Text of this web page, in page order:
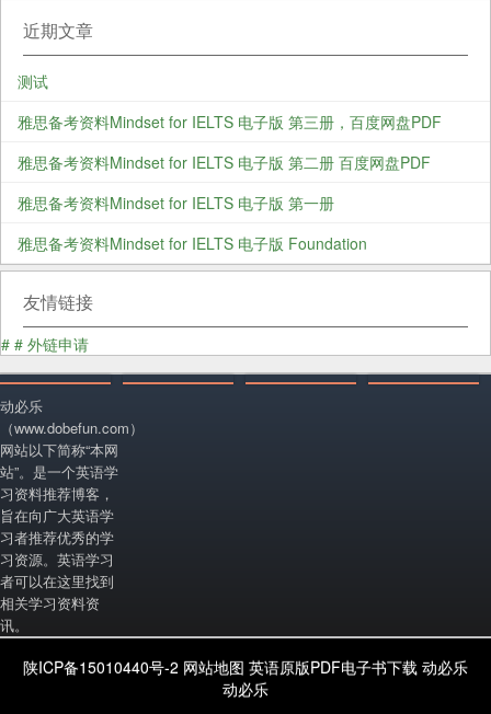
近期文章
测试
雅思备考资料Mindset for IELTS 电子版 第三册，百度网盘PDF
雅思备考资料Mindset for IELTS 电子版 第二册 百度网盘PDF
雅思备考资料Mindset for IELTS 电子版 第一册
雅思备考资料Mindset for IELTS 电子版 Foundation
友情链接
# # 外链申请
动必乐
（www.dobefun.com）
网站以下简称“本网
站”。是一个英语学
习资料推荐博客，
旨在向广大英语学
习者推荐优秀的学
习资源。英语学习
者可以在这里找到
相关学习资料资
讯。
陕ICP备15010440号-2 网站地图 英语原版PDF电子书下载 动必乐
动必乐